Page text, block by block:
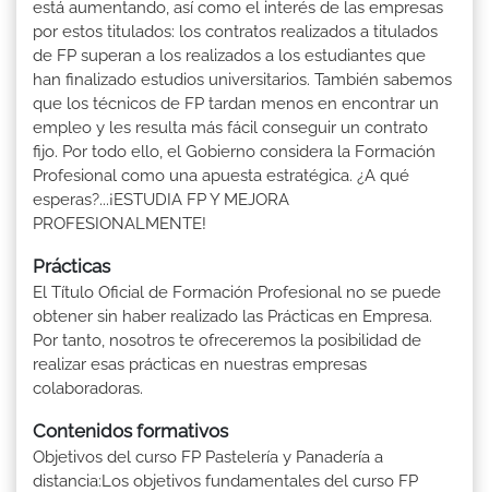
está aumentando, así como el interés de las empresas
por estos titulados: los contratos realizados a titulados
de FP superan a los realizados a los estudiantes que
han finalizado estudios universitarios. También sabemos
que los técnicos de FP tardan menos en encontrar un
empleo y les resulta más fácil conseguir un contrato
fijo. Por todo ello, el Gobierno considera la Formación
Profesional como una apuesta estratégica. ¿A qué
esperas?...¡ESTUDIA FP Y MEJORA
PROFESIONALMENTE!
Prácticas
El Título Oficial de Formación Profesional no se puede
obtener sin haber realizado las Prácticas en Empresa.
Por tanto, nosotros te ofreceremos la posibilidad de
realizar esas prácticas en nuestras empresas
colaboradoras.
Contenidos formativos
Objetivos del curso FP Pastelería y Panadería a
distancia:Los objetivos fundamentales del curso FP